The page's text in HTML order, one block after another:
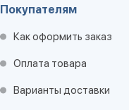
Покупателям
Как оформить заказ
Оплата товара
Варианты доставки